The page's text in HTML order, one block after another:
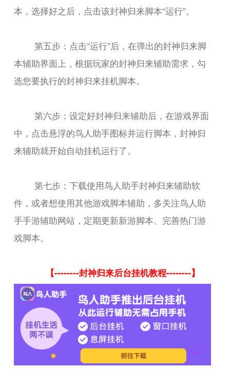
本，选择好之后，点击该封神归来脚本“运行”。
第五步：点击“运行”后，在弹出的封神归来脚
本辅助界面上，根据玩家的封神归来辅助需求，勾
选您要执行的封神归来挂机脚本。
第六步：设定好封神归来辅助后，在游戏界面
中，点击悬浮的鸟人助手图标并运行脚本，封神归
来辅助就开始自动挂机运行了。
第七步：下载使用鸟人助手封神归来辅助软
件，或者想使用其他游戏脚本辅助，多关注鸟人助
手手游辅助网站，定期更新新游脚本、完善热门游
戏脚本。
【--------封神归来后台挂机教程--------】